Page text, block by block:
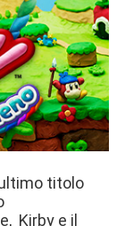
titolo
Kirby e il